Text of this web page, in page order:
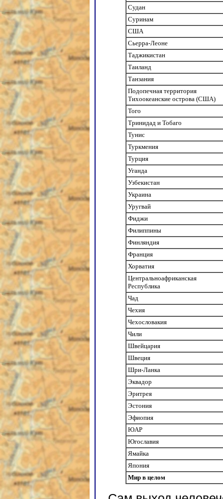
Судан
Суринам
США
Сьерра-Леоне
Таджикистан
Таиланд
Танзания
Подопечная территория
Тихоокеанские острова (США)
Того
Тринидад и Тобаго
Тунис
Туркмения
Турция
Уганда
Узбекистан
Украина
Уругвай
Фиджи
Филиппины
Финляндия
Франция
Хорватия
Центральноафриканская
Республика
Чад
Чехия
Чехословакия
Чили
Швейцария
Швеция
Шри-Ланка
Эквадор
Эритрея
Эстония
Эфиопия
ЮАР
Югославия
Ямайка
Япония
Мир в целом